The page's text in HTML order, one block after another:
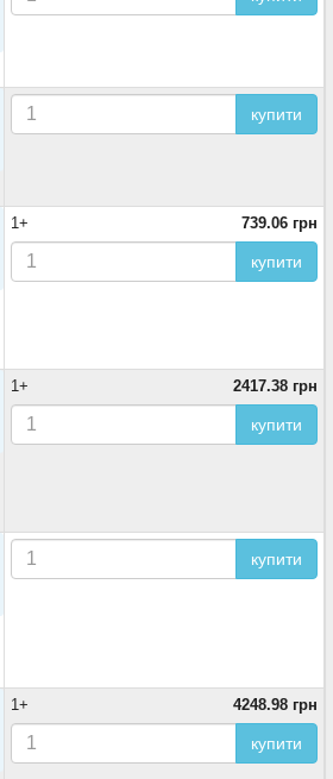
купити
1+ 739.06 грн
купити
1+ 2417.38 грн
купити
купити
1+ 4248.98 грн
купити